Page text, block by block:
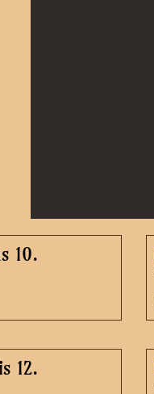
10.
12.